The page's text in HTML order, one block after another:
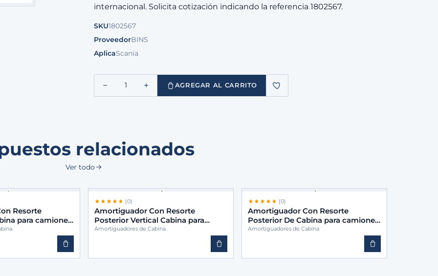
internacional. Solicita cotización indicando la referencia 1802567.
SKU1802567
ProveedorBINS
AplicaScania
− 1 + AGREGAR AL CARRITO
relacionados
Ver todo
Resorte
para camiones
(0)
Amortiguador Con Resorte
Posterior Vertical Cabina para
camiones -BINS 9583170103
Amortiguadores de Cabina
(0)
Amortiguador Con Resorte
Posterior De Cabina para camiones
-BINS 9583172703
Amortiguadores de Cabina